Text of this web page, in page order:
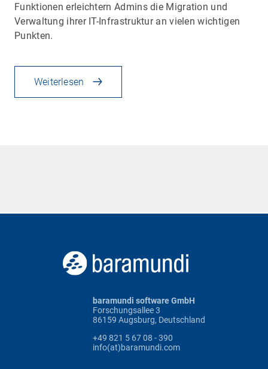
Funktionen erleichtern Admins die Migration und
Verwaltung ihrer IT-Infrastruktur an vielen wichtigen
Punkten.
Weiterlesen
baramundi software GmbH
Forschungsallee 3
86159 Augsburg, Deutschland
+49 821 5 67 08 - 390
info(at)baramundi.com